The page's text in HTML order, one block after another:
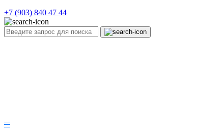
+7 (903) 840 47 44